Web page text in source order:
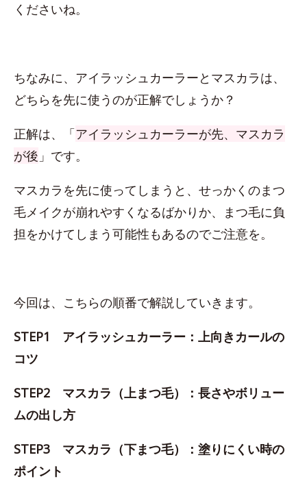
くださいね。
ちなみに、アイラッシュカーラーとマスカラは、
どちらを先に使うのが正解でしょうか？
正解は、「アイラッシュカーラーが先、マスカラ
が後 」です。
マスカラを先に使ってしまうと、せっかくのまつ
毛メイクが崩れやすくなるばかりか、まつ毛に負
担をかけてしまう可能性もあるのでご注意を。
今回は、こちらの順番で解説していきます。
STEP1 アイラッシュカーラー：上向きカールの
コツ
STEP2 マスカラ（上まつ毛）：長さやボリュー
ムの出し方
STEP3 マスカラ（下まつ毛）：塗りにくい時の
ポイント